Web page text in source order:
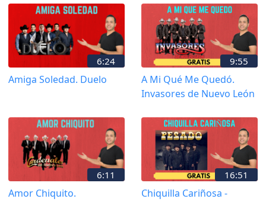
6:24
Amiga Soledad. Duelo
9:55
A Mi Qué Me Quedó.
Invasores de Nuevo León
6:11
Amor Chiquito.
16:51
Chiquilla Cariñosa -